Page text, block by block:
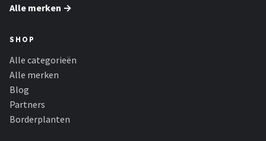
Alle merken →
SHOP
Alle categorieën
Alle merken
Blog
Partners
Borderplanten